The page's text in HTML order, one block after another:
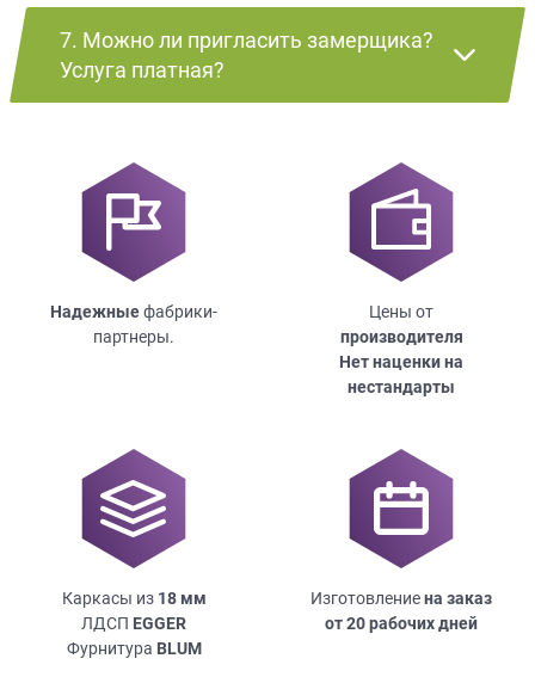
7. Можно ли пригласить замерщика?
Услуга платная?
Надежныефабрики-
партнеры.
Цены от
производителя
Нет наценки на
нестандарты
Каркасы из 18мм
ЛДСП EGGER
Фурнитура BLUM
Изготовлениена заказ
от 20 рабочих дней